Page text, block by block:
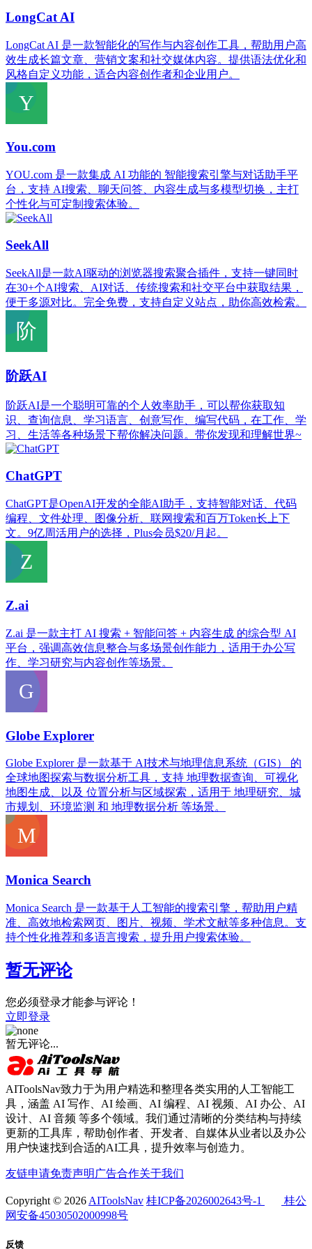
LongCat AI
LongCat AI 是一款智能化的写作与内容创作工具，帮助用户高
效生成长篇文章、营销文案和社交媒体内容。提供语法优化和
风格自定义功能，适合内容创作者和企业用户。
You.com
YOU.com 是一款集成 AI 功能的 智能搜索引擎与对话助手平
台，支持 AI搜索、聊天问答、内容生成与多模型切换，主打
个性化与可定制搜索体验。
SeekAll
SeekAll是一款AI驱动的浏览器搜索聚合插件，支持一键同时
在30+个AI搜索、AI对话、传统搜索和社交平台中获取结果，
便于多源对比。完全免费，支持自定义站点，助你高效检索。
阶跃AI
阶跃AI是一个聪明可靠的个人效率助手，可以帮你获取知
识、查询信息、学习语言、创意写作、编写代码，在工作、学
习、生活等各种场景下帮你解决问题。带你发现和理解世界~
ChatGPT
ChatGPT是OpenAI开发的全能AI助手，支持智能对话、代码
编程、文件处理、图像分析、联网搜索和百万Token长上下
文。9亿周活用户的选择，Plus会员$20/月起。
Z.ai
Z.ai 是一款主打 AI 搜索 + 智能问答 + 内容生成 的综合型 AI
平台，强调高效信息整合与多场景创作能力，适用于办公写
作、学习研究与内容创作等场景。
Globe Explorer
Globe Explorer 是一款基于 AI技术与地理信息系统（GIS） 的
全球地图探索与数据分析工具，支持 地理数据查询、可视化
地图生成、以及 位置分析与区域探索，适用于 地理研究、城
市规划、环境监测 和 地理数据分析 等场景。
Monica Search
Monica Search 是一款基于人工智能的搜索引擎，帮助用户精
准、高效地检索网页、图片、视频、学术文献等多种信息。支
持个性化推荐和多语言搜索，提升用户搜索体验。
暂无评论
您必须登录才能参与评论！
立即登录
暂无评论...
AIToolsNav致力于为用户精选和整理各类实用的人工智能工
具，涵盖 AI 写作、AI 绘画、AI 编程、AI 视频、AI 办公、AI
设计、AI 音频 等多个领域。我们通过清晰的分类结构与持续
更新的工具库，帮助创作者、开发者、自媒体从业者以及办公
用户快速找到合适的AI工具，提升效率与创造力。
友链申请免责声明 广告合作关于我们
Copyright © 2026 AIToolsNav 桂ICP备2026002643号-1
桂公
网安备45030502000998号
反馈